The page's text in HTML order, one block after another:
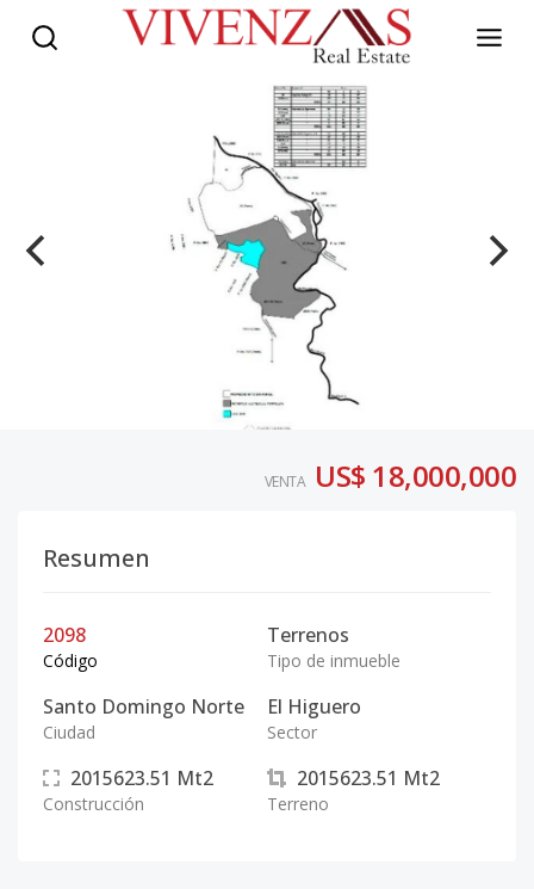
VENTA US$ 18,000,000
Resumen
2098
Código
Terrenos
Tipo de inmueble
Santo Domingo Norte
Ciudad
El Higuero
Sector
2015623.51 Mt2
Construcción
2015623.51 Mt2
Terreno